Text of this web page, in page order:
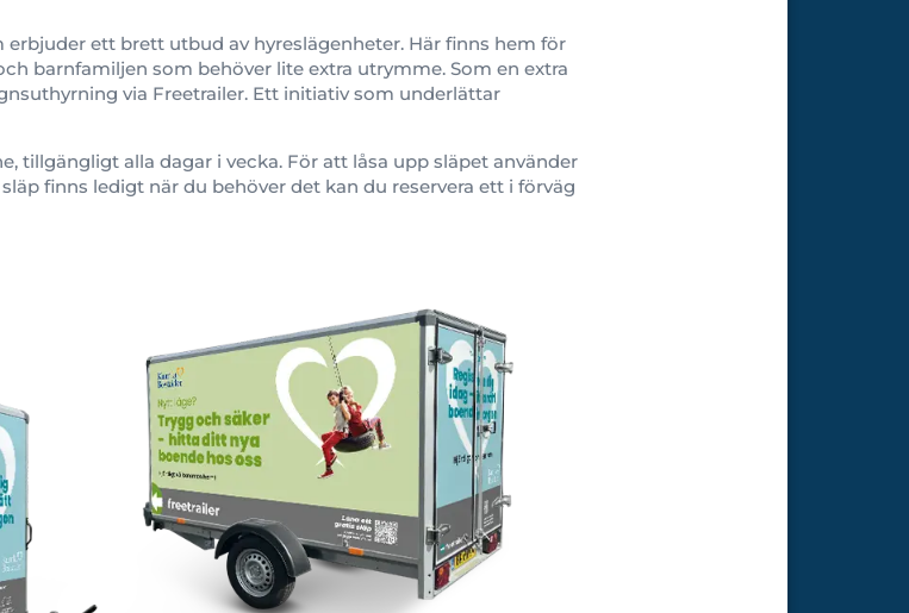
ett brett utbud av hyreslägenheter. Här finns hem för
barnfamiljen som behöver lite extra utrymme. Som en extra
via Freetrailer. Ett initiativ som underlättar
tillgängligt alla dagar i vecka. För att låsa upp släpet använder
finns ledigt när du behöver det kan du reservera ett i förväg